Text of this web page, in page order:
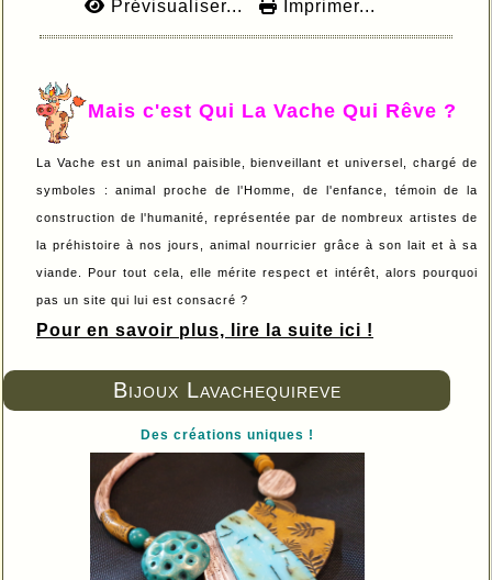
Bijoux Lavachequireve
Des créations uniques !
Prévisualiser... Imprimer...
Mais c'est Qui La Vache Qui Rêve ?
La Vache est un animal paisible, bienveillant et universel, chargé de
symboles : animal proche de l'Homme, de l'enfance, témoin de la
construction de l'humanité, représentée par de nombreux artistes de
la préhistoire à nos jours, animal nourricier grâce à son lait et à sa
viande. Pour tout cela, elle mérite respect et intérêt, alors pourquoi
pas un site qui lui est consacré ?
Pour en savoir plus, lire la suite ici !